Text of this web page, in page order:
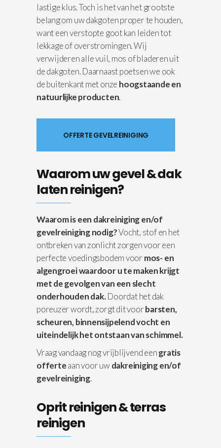
lastige klus. Toch is het van het grootste
belang om uw dakgoten proper te houden,
want een verstopte goot kan leiden tot
lekkage of overstromingen. Wij
verwijderen alle vuil, mos of bladeren uit
de dakgoten. Daarnaast poetsen we ook
de buitenkant met onze hoogstaande en
natuurlijke producten.
OFFERTE GEVELREINIGING
Waarom uw gevel & dak
laten reinigen?
Waarom is een dakreiniging en/of
gevelreiniging nodig?Vocht, stof en het
ontbreken van zonlicht zorgen voor een
perfecte voedingsbodem voor mos- en
algengroei waardoor u te maken krijgt
met de gevolgen van een slecht
onderhouden dak.Doordat het dak
poreuzer wordt, zorgt dit voorbarsten,
scheuren, binnensijpelend vocht en
uiteindelijk het ontstaan van schimmel.
Vraag vandaag nog vrijblijvend eengratis
offerteaan voor uwdakreiniging en/of
gevelreiniging.
Oprit reinigen & terras
reinigen